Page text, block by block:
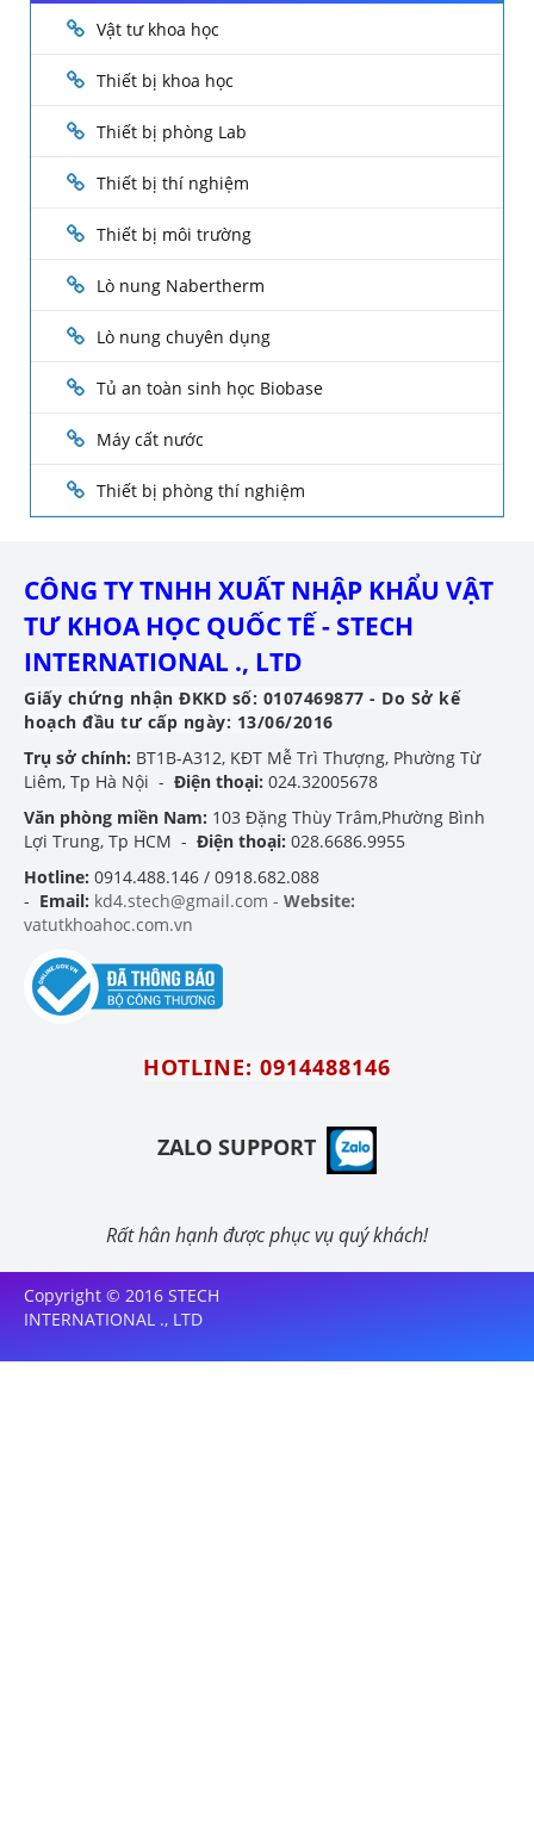
Vật tư khoa học
Thiết bị khoa học
Thiết bị phòng Lab
Thiết bị thí nghiệm
Thiết bị môi trường
Lò nung Nabertherm
Lò nung chuyên dụng
Tủ an toàn sinh học Biobase
Máy cất nước
Thiết bị phòng thí nghiệm
CÔNG TY TNHH XUẤT NHẬP KHẨU VẬT
TƯ KHOA HỌC QUỐC TẾ - STECH
INTERNATIONAL ., LTD
Giấy chứng nhận ĐKKD số: 0107469877 - Do Sở kế
hoạch đầu tư cấp ngày: 13/06/2016
Trụ sở chính: BT1B-A312, KĐT Mễ Trì Thượng, Phường Từ
Liêm, Tp Hà Nội - Điện thoại: 024.32005678
Văn phòng miền Nam: 103 Đặng Thùy Trâm,Phường Bình
Lợi Trung, Tp HCM - Điện thoại: 028.6686.9955
Hotline: 0914.488.146 / 0918.682.088
- Email: kd4.stech@gmail.com - Website:
vatutkhoahoc.com.vn
HOTLINE: 0914488146
ZALO SUPPORT
Rất hân hạnh được phục vụ quý khách!
Copyright © 2016 STECH
INTERNATIONAL ., LTD